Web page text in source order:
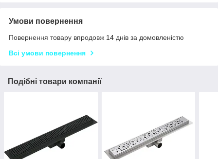
Умови повернення
Повернення товару впродовж 14 днів за домовленістю
Всі умови повернення
Подібні товари компанії